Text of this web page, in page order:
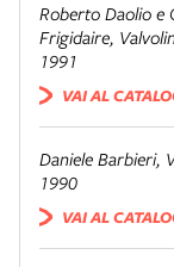
Roberto Daolio e
Frigidaire,
1991
VAI AL
Daniele Barbieri,
1990
VAI AL